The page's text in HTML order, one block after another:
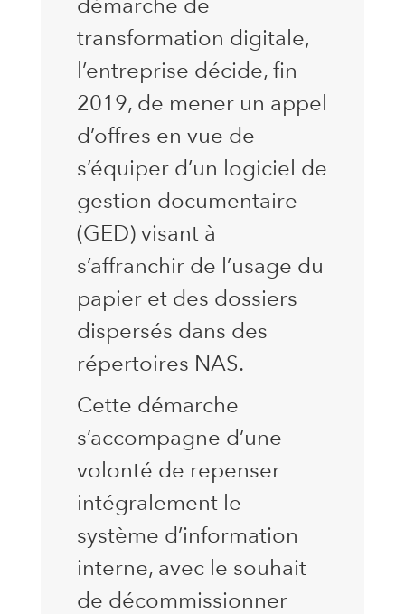
transformation digitale,
l’entreprise décide, fin
2019, de mener un appel
d’offres en vue de
s’équiper d’un logiciel de
gestion documentaire
(GED) visant à
s’affranchir de l’usage du
papier et des dossiers
dispersés dans des
répertoires NAS.
Cette démarche
s’accompagne d’une
volonté de repenser
intégralement le
système d’information
interne, avec le souhait
de décommissionner